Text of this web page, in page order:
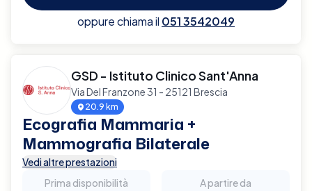
oppure chiama il 051 3542049
GSD - Istituto Clinico Sant'Anna
Via Del Franzone 31 - 25121 Brescia
20.9 km
Ecografia Mammaria +
Mammografia Bilaterale
Vedi altre prestazioni
Prima disponibilità
A partire da